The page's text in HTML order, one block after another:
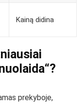
Kainą didina
prekyboje,